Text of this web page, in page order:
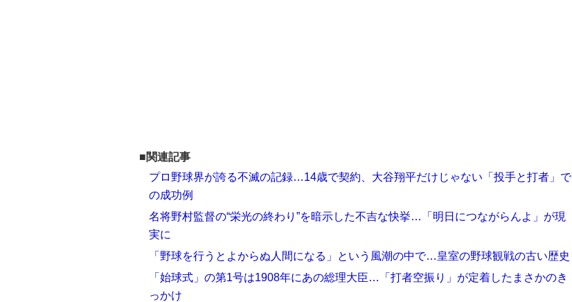
■関連記事
プロ野球界が誇る不滅の記録…14歳で契約、大谷翔平だけじゃない「投手と打者」で
の成功例
名将野村監督の“栄光の終わり”を暗示した不吉な快挙…「明日につながらんよ」が現
実に
「野球を行うとよからぬ人間になる」という風潮の中で…皇室の野球観戦の古い歴史
「始球式」の第1号は1908年にあの総理大臣…「打者空振り」が定着したまさかのき
っかけ